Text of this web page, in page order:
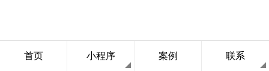
首页 小程序 案例 联系